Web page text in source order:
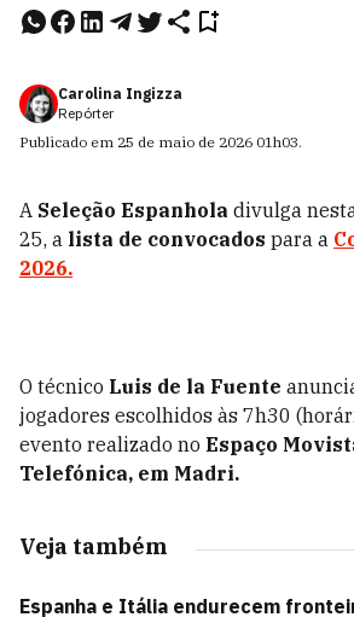
Carolina Ingizza
Repórter
Publicado em 25 de maio de 2026 01h03.
A Seleção Espanhola divulga
25, a lista de convocados para a
2026.
O técnico Luis de la Fuente
jogadores escolhidos às 7h30
evento realizado no Espaço
Telefónica, em Madri.
Veja também
Espanha e Itália endurecem